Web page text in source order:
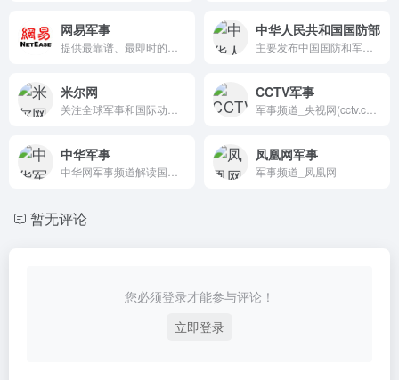
网易军事 中华人民共和国国防部
米尔网 CCTV军事
中华军事 凤凰网军事
军事频道_凤凰网
暂无评论
您必须登录才能参与评论！
立即登录